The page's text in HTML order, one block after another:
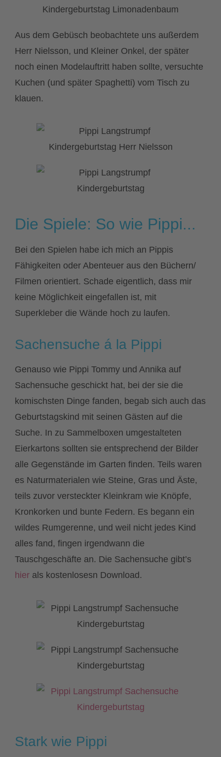
Aus dem Gebüsch beobachtete uns außerdem
Herr Nielsson, und Kleiner Onkel, der später
noch einen Modelauftritt haben sollte, versuchte
Kuchen (und später Spaghetti) vom Tisch zu
klauen.
Die Spiele: So wie Pippi...
Bei den Spielen habe ich mich an Pippis
Fähigkeiten oder Abenteuer aus den Büchern/
Filmen orientiert. Schade eigentlich, dass mir
keine Möglichkeit eingefallen ist, mit
Superkleber die Wände hoch zu laufen.
Sachensuche á la Pippi
Genauso wie Pippi Tommy und Annika auf
Sachensuche geschickt hat, bei der sie die
komischsten Dinge fanden, begab sich auch das
Geburtstagskind mit seinen Gästen auf die
Suche. In zu Sammelboxen umgestalteten
Eierkartons sollten sie entsprechend der Bilder
alle Gegenstände im Garten finden. Teils waren
es Naturmaterialen wie Steine, Gras und Äste,
teils zuvor versteckter Kleinkram wie Knöpfe,
Kronkorken und bunte Federn. Es begann ein
wildes Rumgerenne, und weil nicht jedes Kind
alles fand, fingen irgendwann die
Tauschgeschäfte an. Die Sachensuche gibt’s
hier als kostenlosesn Download.
Stark wie Pippi